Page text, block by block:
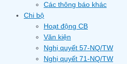
Các thông báo khác
Chi bộ
Hoạt động CB
Văn kiện
Nghị quyết 57-NQ/TW
Nghị quyết 71-NQ/TW